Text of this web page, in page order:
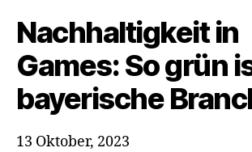
Nachhaltigkeit in
Games: So grün
bayerische
13 Oktober, 2023